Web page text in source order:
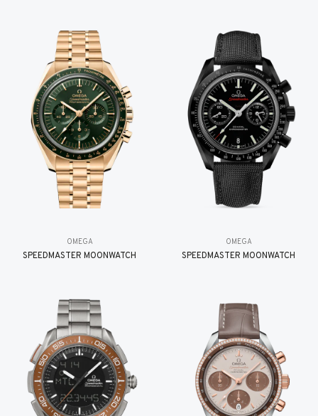
OMEGA
SPEEDMASTER MOONWATCH
OMEGA
SPEEDMASTER MOONWATCH